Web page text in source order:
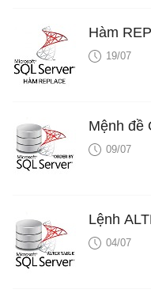
Hàm
19/07
Mệnh đề
09/07
Lệnh
04/07